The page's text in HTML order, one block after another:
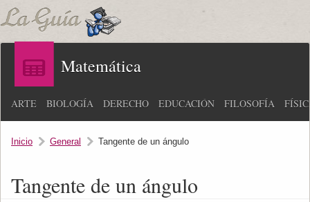
Matemática
ARTE BIOLOGÍA DERECHO EDUCACIÓN FILOSOFÍA
Inicio General Tangente de un ángulo
Tangente de un ángulo